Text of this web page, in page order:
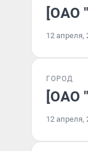
[ОАО
12 апреля,
ГОРОД
[ОАО
12 апреля,